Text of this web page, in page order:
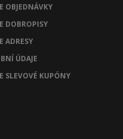
OBJEDNÁVKY
DOBROPISY
ADRESY
ÚDAJE
SLEVOVÉ KUPÓNY